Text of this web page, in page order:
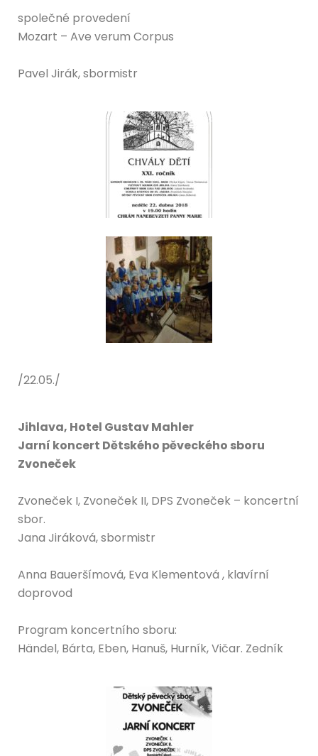
společné provedení
Mozart – Ave verum Corpus
Pavel Jirák, sbormistr
/22.05./
Jihlava, Hotel Gustav Mahler
Jarní koncert Dětského pěveckého sboru
Zvoneček
Zvoneček I, Zvoneček II, DPS Zvoneček – koncertní
sbor.
Jana Jiráková, sbormistr
Anna Baueršímová, Eva Klementová , klavírní
doprovod
Program koncertního sboru:
Händel, Bárta, Eben, Hanuš, Hurník, Vičar. Zedník